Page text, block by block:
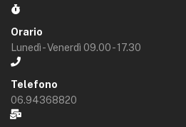
Orario
Lunedì - Venerdì 09.00 - 17.30
Telefono
06.94368820